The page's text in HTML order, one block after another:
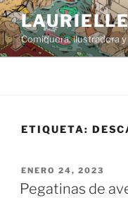
Saltar
al
contenido
Comiquera, ilustradora
ETIQUETA:
PUBLICADO
EL
ENERO 24, 2023
Pegatinas de